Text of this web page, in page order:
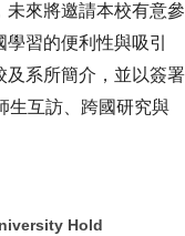
未來將邀請本校有意參
學習的便利性與吸引
及系所簡介，並以簽署
生互訪、跨國研究與
Hold